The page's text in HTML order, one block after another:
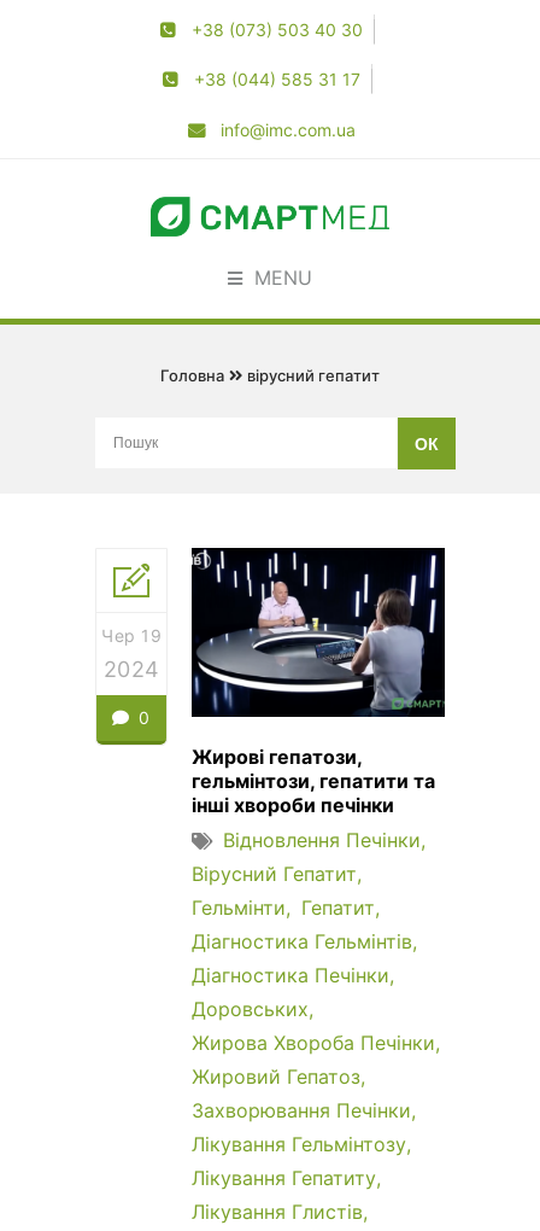
+38 (073) 503 40 30
+38 (044) 585 31 17
info@imc.com.ua
MENU
Головна вірусний гепатит
Чер 19
2024
0
Жирові гепатози,
гельмінтози, гепатити та
інші хвороби печінки
Відновлення Печінки
Вірусний Гепатит
Гельмінти
Гепатит
Діагностика Гельмінтів
Діагностика Печінки
Доровських
Жирова Хвороба Печінки
Жировий Гепатоз
Захворювання Печінки
Лікування Гельмінтозу
Лікування Гепатиту
Лікування Глистів